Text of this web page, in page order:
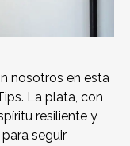
nosotros en esta
La plata, con
resiliente y
seguir